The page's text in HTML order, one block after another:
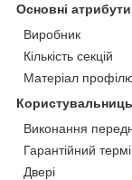
Основні атрибути
Виробник
Кількість секцій
Матеріал
Виконання
Гарантійний
Двері